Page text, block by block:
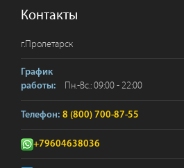
Контакты
г.Пролетарск
График
работы:
Пн.-Вс.: 09:00 - 22:00
Телефон: 8 (800) 700-87-55
+79604638036